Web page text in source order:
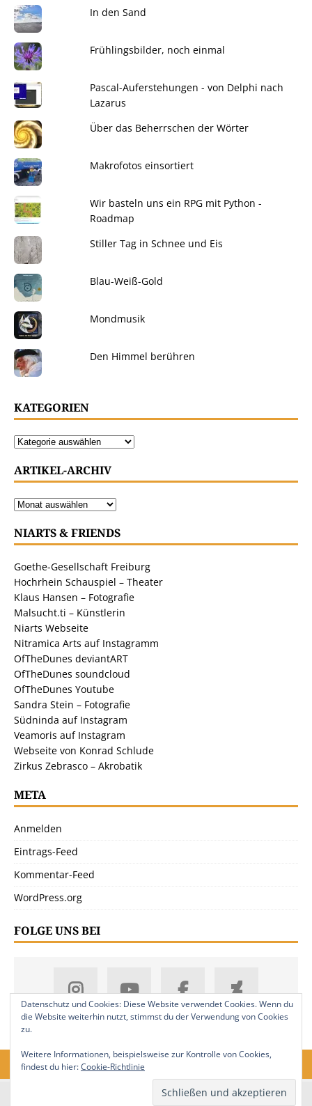
In den Sand
Frühlingsbilder, noch einmal
Pascal-Auferstehungen - von Delphi nach
Lazarus
Über das Beherrschen der Wörter
Makrofotos einsortiert
Wir basteln uns ein RPG mit Python -
Roadmap
Stiller Tag in Schnee und Eis
Blau-Weiß-Gold
Mondmusik
Den Himmel berühren
KATEGORIEN
ARTIKEL-ARCHIV
NIARTS & FRIENDS
Goethe-Gesellschaft Freiburg
Hochrhein Schauspiel – Theater
Klaus Hansen – Fotografie
Malsucht.ti – Künstlerin
Niarts Webseite
Nitramica Arts auf Instagramm
OfTheDunes deviantART
OfTheDunes soundcloud
OfTheDunes Youtube
Sandra Stein – Fotografie
Südninda auf Instagram
Veamoris auf Instagram
Webseite von Konrad Schlude
Zirkus Zebrasco – Akrobatik
META
Anmelden
Eintrags-Feed
Kommentar-Feed
WordPress.org
FOLGE UNS BEI
18. Jahrgang. © 2008-2026 Nitramica Arts / Anastratin.de. Alle Rechte
Datenschutz und Cookies: Diese Website verwendet Cookies. Wenn du
die Website weiterhin nutzt, stimmst du der Verwendung von Cookies
zu.
Weitere Informationen, beispielsweise zur Kontrolle von Cookies,
findest du hier:Cookie-Richtlinie